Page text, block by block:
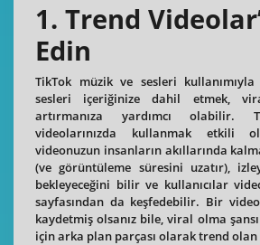
1. Trend
Edin
TikTok müzik ve sesleri
sesleri içeriğinize dahil etmek,
artırmanıza yardımcı olabilir.
videolarınızda kullanmak etkili
videonuzun insanların akıllarında
(ve görüntüleme süresini uzatır),
bekleyeceğini bilir ve kullanıcılar
sayfasından da keşfedebilir. Bir
kaydetmiş olsanız bile, viral olma
için arka plan parçası olarak trend olan